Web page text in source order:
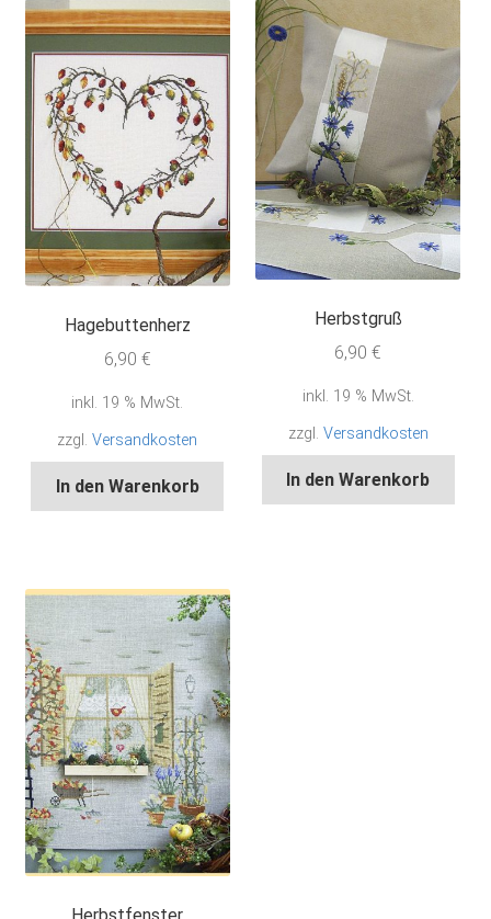
Hagebuttenherz
6,90 €
inkl. 19 % MwSt.
zzgl.Versandkosten
In den Warenkorb
Herbstgruß
6,90€
inkl. 19 % MwSt.
zzgl. Versandkosten
In den Warenkorb